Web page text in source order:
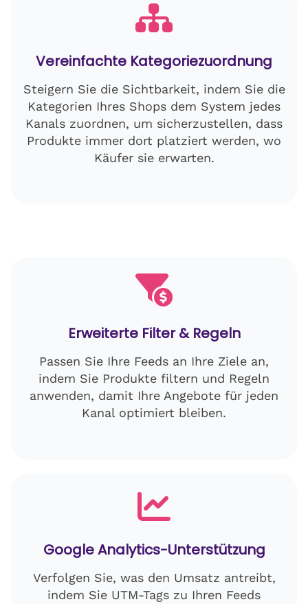
Vereinfachte Kategoriezuordnung
Steigern Sie die Sichtbarkeit, indem Sie die
Kategorien Ihres Shops dem System jedes
Kanals zuordnen, um sicherzustellen, dass
Produkte immer dort platziert werden, wo
Käufer sie erwarten.
Erweiterte Filter & Regeln
Passen Sie Ihre Feeds an Ihre Ziele an,
indem Sie Produkte filtern und Regeln
anwenden, damit Ihre Angebote für jeden
Kanal optimiert bleiben.
Google Analytics-Unterstützung
Verfolgen Sie, was den Umsatz antreibt,
indem Sie UTM-Tags zu Ihren Feeds